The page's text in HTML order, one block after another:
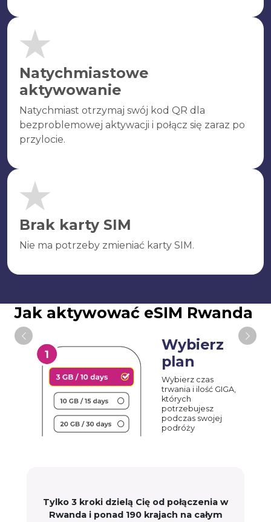
Natychmiastowe
aktywowanie
Natychmiast otrzymaj swój kod QR dla
bezproblemowej aktywacji i połącz się zaraz po
przylocie.
Brak karty SIM
Nie ma potrzeby zmieniać karty SIM.
Jak aktywować eSIM Rwanda
Wybierz
plan
Wybierz czas
trwania i ilość GIGA,
których
potrzebujesz
podczas swojej
podróży
Tylko 3 kroki dzielą Cię od połączenia w
Rwanda i ponad 190 krajach na całym